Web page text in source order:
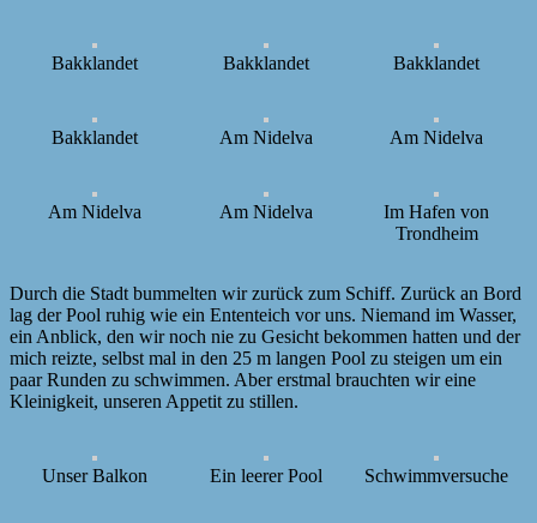
Bakklandet Bakklandet Bakklandet
Bakklandet Am Nidelva Am Nidelva
Am Nidelva Am Nidelva
Im Hafen von
Trondheim
Durch die Stadt bummelten wir zurück zum Schiff. Zurück an Bord
lag der Pool ruhig wie ein Ententeich vor uns. Niemand im Wasser,
ein Anblick, den wir noch nie zu Gesicht bekommen hatten und der
mich reizte, selbst mal in den 25 m langen Pool zu steigen um ein
paar Runden zu schwimmen. Aber erstmal brauchten wir eine
Kleinigkeit, unseren Appetit zu stillen.
Unser Balkon Ein leerer Pool Schwimmversuche